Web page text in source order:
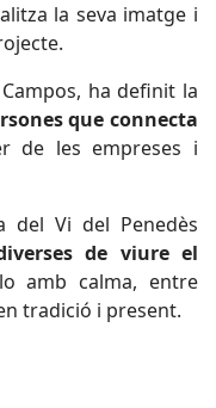
la seva imatge i
, ha definit la
que connecta
de les empreses i
del Vi del Penedès
de viure el
amb calma, entre
tradició i present.